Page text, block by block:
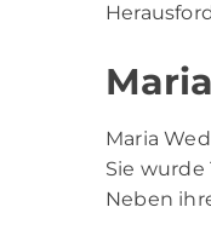
Maria
Sie
Neben